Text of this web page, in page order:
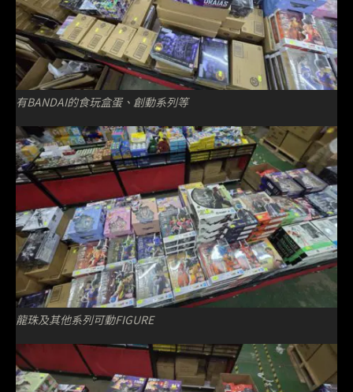
有BANDAI的食玩盒蛋、創動系列等
龍珠及其他系列可動FIGURE